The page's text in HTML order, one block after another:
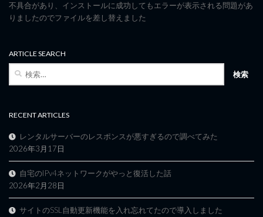
不具合があり、インストールに成功してもエラーが表示される問題があ
りましたのでファイルを差し替えました
ARTICLE SEARCH
検
RECENT ARTICLES
レンタルサーバーのレスポンスが悪すぎるので調べてみた
2026年3月17日
自宅のIPv4ネットワークがやっと復活した話
2026年2月28日
サイトのSSL自動更新機能を入れ忘れてたので導入しました